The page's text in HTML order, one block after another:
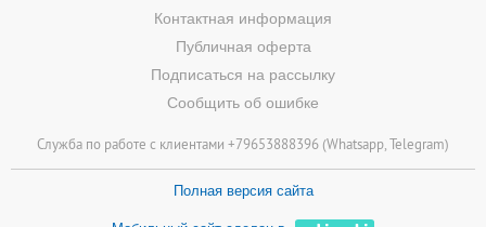
Контактная информация
Публичная оферта
Подписаться на рассылку
Сообщить об ошибке
Служба по работе с клиентами +79653888396 (Whatsapp , Telegram)
Полная версия сайта